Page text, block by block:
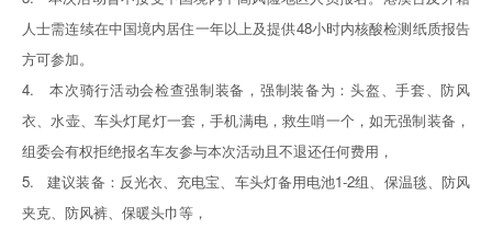
人士需连续在中国境内居住一年以上及提供48小时内核酸检测纸质报告
方可参加。
4. 本次骑行活动会检查强制装备，强制装备为：头盔、手套、防风
衣、水壶、车头灯尾灯一套，手机满电，救生哨一个，如无强制装备，
组委会有权拒绝报名车友参与本次活动且不退还任何费用，
5. 建议装备：反光衣、充电宝、车头灯备用电池1-2组、保温毯、防风
夹克、防风裤、保暖头巾等，